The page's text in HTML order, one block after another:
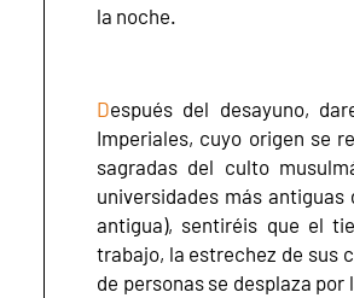
la noche.
Después del desayuno,
Imperiales, cuyo origen se
sagradas del culto
universidades más
antigua), sentiréis que el
trabajo, la estrechez de sus
de personas se desplaza